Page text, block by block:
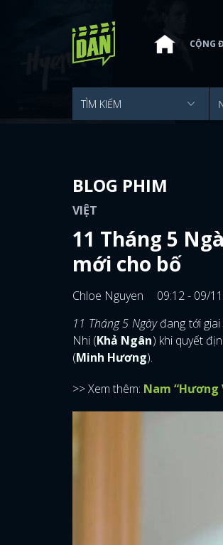
CỘNG
BLOG PHIM
VIỆT
11 Tháng 5
mới cho bố
Chloe Nguyen
09:12 - 09/
11 Tháng 5 Ngàyđang tới
Nhi (Khả Ngân) khi quyết
(Minh Hương).
>> Xem thêm: Nam “Hương